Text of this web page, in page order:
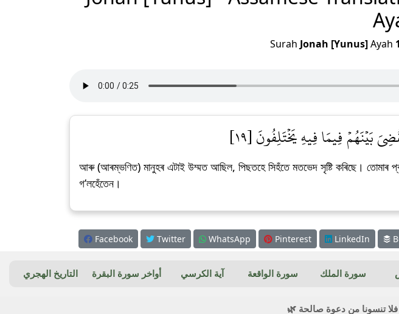
Surah Jonah [Yunus]Ayah
فِيمَا فِيهِ يَخۡتَلِفُونَ [١٩]
আৰু (আৰম্ভণিত) মানুহৰ এটাই উম্মত আছিল, পিছতহে সিহঁতে মতভেদ সৃষ্টি কৰিছে। তোমাৰ
গ’লহেঁতেন।
Facebook Twitter WhatsApp Pinterest LinkedIn
سورة الملك سورة الواقعة آية الكرسي أواخر سورة البقرة التاريخ الهجري
فلا تنسونا من دعوة صالحة 🌿